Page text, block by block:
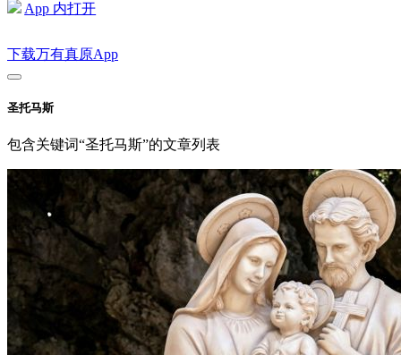
App 内打开
下载万有真原App
圣托马斯
包含关键词“圣托马斯”的文章列表